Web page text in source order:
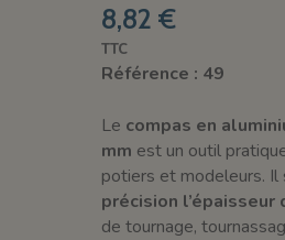
8,82 €
TTC
Référence : 49
Le compas en
mm est un outil
potiers et modeleurs. Il
précision l’épaisseur
de tournage,